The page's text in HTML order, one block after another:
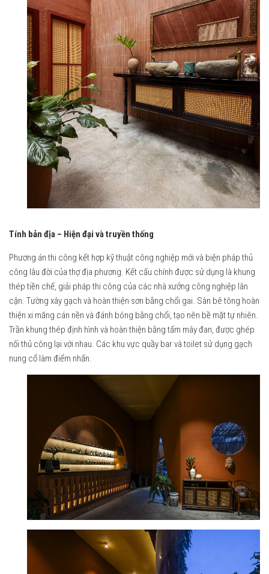
Tính bản địa – Hiện đại và truyền thống
Phương án thi công kết hợp kỹ thuật công nghiệp mới và biện pháp thủ
công lâu đời của thợ địa phương. Kết cấu chính được sử dụng là khung
thép tiền chế, giải pháp thi công của các nhà xưởng công nghiệp lân
cận. Tường xây gạch và hoàn thiện sơn bằng chổi gai. Sàn bê tông hoàn
thiện xi măng cán nền và đánh bóng bằng chổi, tạo nên bề mặt tự nhiên.
Trần khung thép định hình và hoàn thiện bằng tấm mây đan, được ghép
nối thủ công lại với nhau. Các khu vực quầy bar và toilet sử dụng gạch
nung cổ làm điểm nhấn.